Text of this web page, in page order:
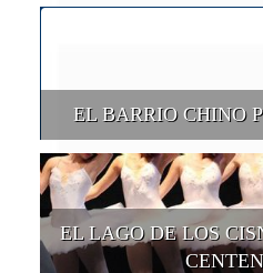
EL BARRIO CHINO
EL LAGO DE LOS